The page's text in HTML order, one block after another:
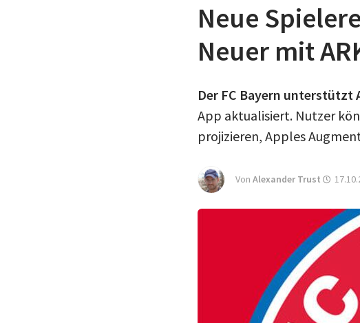
Neue
Neuer mit
Der FC Bayern unterstützt
App aktualisiert. Nutzer
projizieren, Apples
Von Alexander Trust